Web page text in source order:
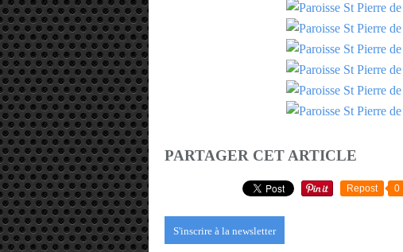
PARTAGER CET ARTICLE
Repost 0
S'inscrire à la newsletter